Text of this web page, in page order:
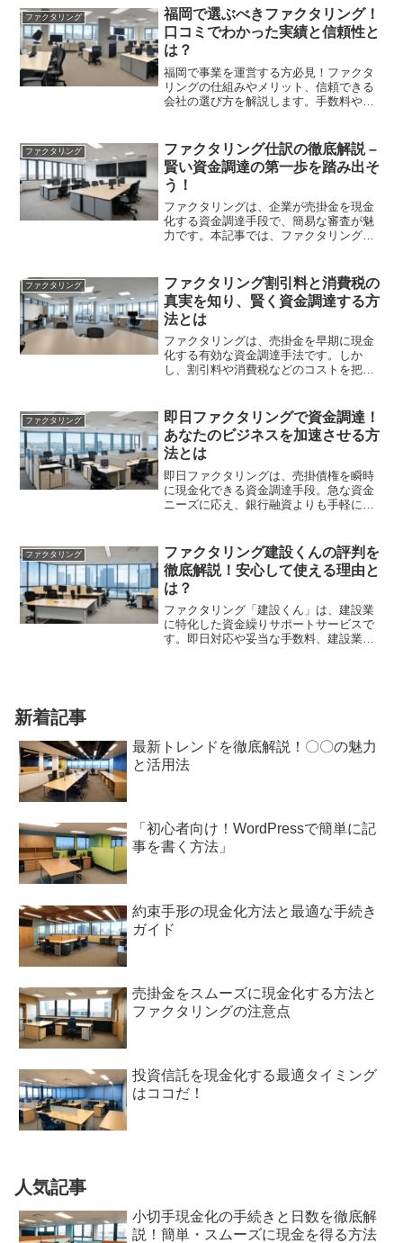
ファクタリング
福岡で選ぶべきファクタリング！
口コミでわかった実績と信頼性と
は？
福岡で事業を運営する方必見！ファクタ
リングの仕組みやメリット、信頼できる
会社の選び方を解説します。手数料や入
ファクタリング
ファクタリング仕訳の徹底解説 –
賢い資金調達の第一歩を踏み出そ
う！
ファクタリングは、企業が売掛金を現金
化する資金調達手段で、簡易な審査が魅
力です。本記事では、ファクタリングの
で、適切な資金繰り戦略を見つけましょ
う。
ファクタリング
ファクタリング割引料と消費税の
真実を知り、賢く資金調達する方
法とは
ファクタリングは、売掛金を早期に現金
化する有効な資金調達手法です。しか
し、割引料や消費税などのコストを把握
認が重要です。
ファクタリング
即日ファクタリングで資金調達！
あなたのビジネスを加速させる方
法とは
即日ファクタリングは、売掛債権を瞬時
に現金化できる資金調達手段。急な資金
ニーズに応え、銀行融資よりも手軽に利
す。
ファクタリング
ファクタリング建設くんの評判を
徹底解説！安心して使える理由と
は？
ファクタリング「建設くん」は、建設業
に特化した資金繰りサポートサービスで
す。即日対応や妥当な手数料、建設業理
新着記事
最新トレンドを徹底解説！〇〇の魅力
と活用法
「初心者向け！WordPressで簡単に記
事を書く方法」
約束手形の現金化方法と最適な手続き
ガイド
売掛金をスムーズに現金化する方法と
ファクタリングの注意点
投資信託を現金化する最適タイミング
はココだ！
人気記事
小切手現金化の手続きと日数を徹底解
説！簡単・スムーズに現金を得る方法